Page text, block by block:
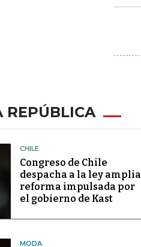
REPÚBLICA
CHILE
Congreso de Chile
despacha a la ley amplia
reforma impulsada por
el gobierno de Kast
MODA